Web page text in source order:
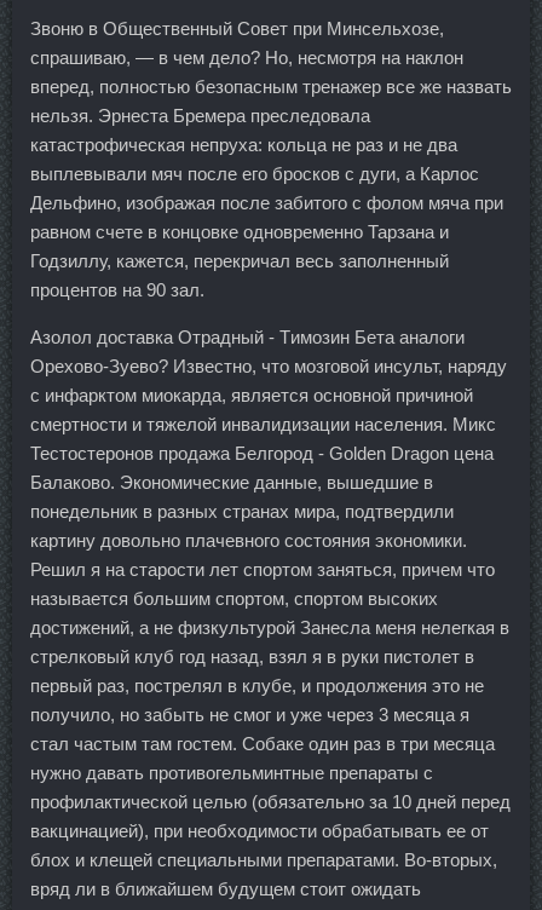
Звоню в Общественный Совет при Минсельхозе,
спрашиваю, — в чем дело? Но, несмотря на наклон
вперед, полностью безопасным тренажер все же назвать
нельзя. Эрнеста Бремера преследовала
катастрофическая непруха: кольца не раз и не два
выплевывали мяч после его бросков с дуги, а Карлос
Дельфино, изображая после забитого с фолом мяча при
равном счете в концовке одновременно Тарзана и
Годзиллу, кажется, перекричал весь заполненный
процентов на 90 зал.
Азолол доставка Отрадный - Tимозин Бета аналоги
Орехово-Зуево? Известно, что мозговой инсульт, наряду
с инфарктом миокарда, является основной причиной
смертности и тяжелой инвалидизации населения. Микс
Тестостеронов продажа Белгород - Golden Dragon цена
Балаково. Экономические данные, вышедшие в
понедельник в разных странах мира, подтвердили
картину довольно плачевного состояния экономики.
Решил я на старости лет спортом заняться, причем что
называется большим спортом, спортом высоких
достижений, а не физкультурой Занесла меня нелегкая в
стрелковый клуб год назад, взял я в руки пистолет в
первый раз, пострелял в клубе, и продолжения это не
получило, но забыть не смог и уже через 3 месяца я
стал частым там гостем. Собаке один раз в три месяца
нужно давать противогельминтные препараты с
профилактической целью (обязательно за 10 дней перед
вакцинацией), при необходимости обрабатывать ее от
блох и клещей специальными препаратами. Во-вторых,
вряд ли в ближайшем будущем стоит ожидать